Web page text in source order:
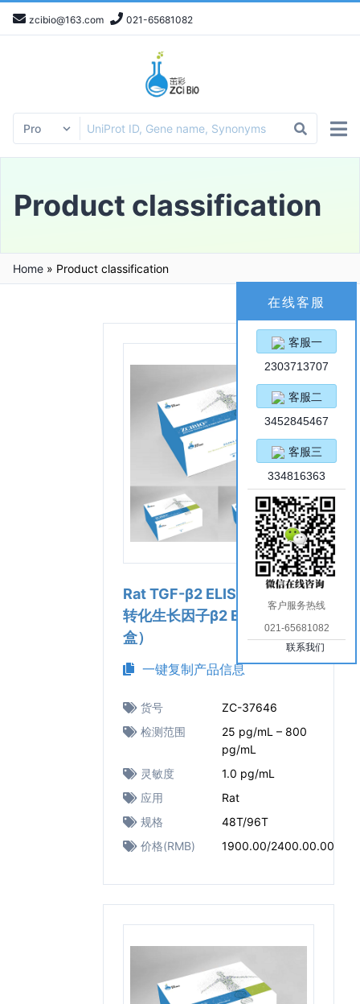
zcibio@163.com 021-65681082
Product classification
Home » Product classification
Rat TGF-β2 ELISA Kit（大鼠
转化生长因子β2 ELISA试剂
盒）
一键复制产品信息
货号
ZC-37646
检测范围
25 pg/mL – 800
pg/mL
灵敏度
1.0 pg/mL
应用
Rat
规格
48T/96T
价格(RMB)
1900.00/2400.00.00
在线客服
客服一
2303713707
客服二
3452845467
客服三
334816363
客户服务热线
021-65681082
联系我们